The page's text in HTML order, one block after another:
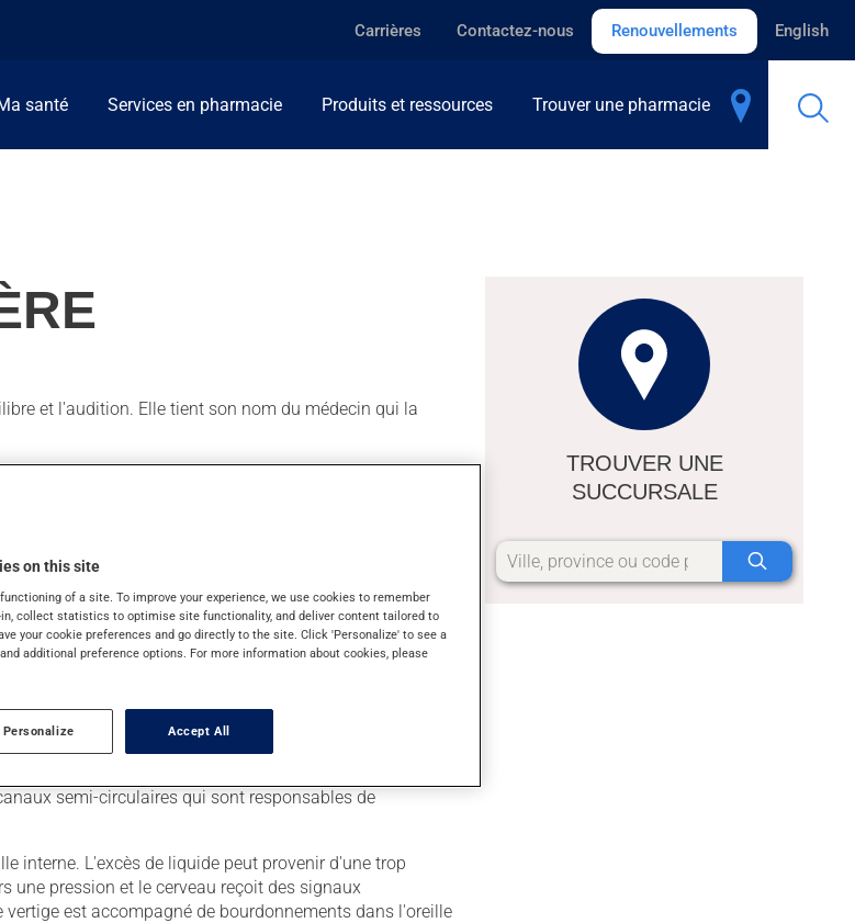
Carrières Contactez-nous Renouvellements English
santé Services en pharmacie Produits et ressources Trouver une pharmacie
et l'audition. Elle tient son nom du médecin qui la
externe est la partie visible de l'oreille. L'oreille
reliés au tympan. Leur vibration a pour fonction
semi-circulaires qui sont responsables de
interne. L'excès de liquide peut provenir d'une trop
une pression et le cerveau reçoit des signaux
est accompagné de bourdonnements dans l'oreille
TROUVER UNE
SUCCURSALE
on this site
of a site. To improve your experience, we use cookies to remember
in, collect statistics to optimise site functionality, and deliver content tailored to
your cookie preferences and go directly to the site. Click 'Personalize' to see a
additional preference options. For more information about cookies, please
Personalize Accept All